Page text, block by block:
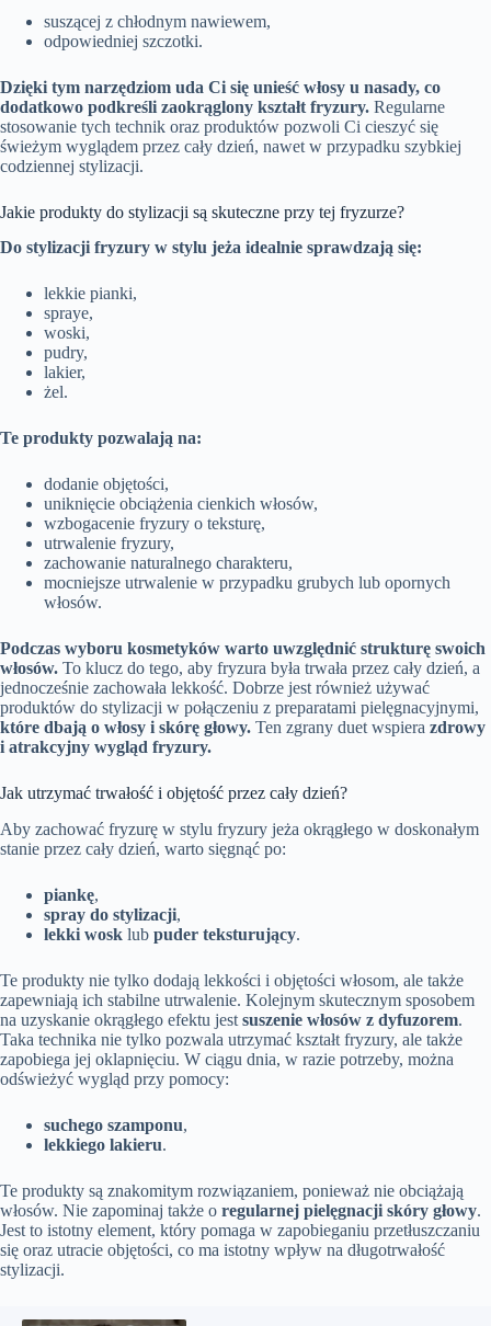
suszącej z chłodnym nawiewem,
odpowiedniej szczotki.
Dzięki tym narzędziom uda Ci się unieść włosy u nasady, co
dodatkowo podkreśli zaokrąglony kształt fryzury. Regularne
stosowanie tych technik oraz produktów pozwoli Ci cieszyć się
świeżym wyglądem przez cały dzień, nawet w przypadku szybkiej
codziennej stylizacji.
Jakie produkty do stylizacji są skuteczne przy tej fryzurze?
Do stylizacji fryzury w stylu jeża idealnie sprawdzają się:
lekkie pianki,
spraye,
woski,
pudry,
lakier,
żel.
Te produkty pozwalają na:
dodanie objętości,
uniknięcie obciążenia cienkich włosów,
wzbogacenie fryzury o teksturę,
utrwalenie fryzury,
zachowanie naturalnego charakteru,
mocniejsze utrwalenie w przypadku grubych lub opornych
włosów.
Podczas wyboru kosmetyków warto uwzględnić strukturę swoich
włosów. To klucz do tego, aby fryzura była trwała przez cały dzień, a
jednocześnie zachowała lekkość. Dobrze jest również używać
produktów do stylizacji w połączeniu z preparatami pielęgnacyjnymi,
które dbają o włosy i skórę głowy. Ten zgrany duet wspiera zdrowy
i atrakcyjny wygląd fryzury.
Jak utrzymać trwałość i objętość przez cały dzień?
Aby zachować fryzurę w stylu fryzury jeża okrągłego w doskonałym
stanie przez cały dzień, warto sięgnąć po:
piankę,
spray do stylizacji,
lekki wosk lub puder teksturujący.
Te produkty nie tylko dodają lekkości i objętości włosom, ale także
zapewniają ich stabilne utrwalenie. Kolejnym skutecznym sposobem
na uzyskanie okrągłego efektu jest suszenie włosów z dyfuzorem.
Taka technika nie tylko pozwala utrzymać kształt fryzury, ale także
zapobiega jej oklapnięciu. W ciągu dnia, w razie potrzeby, można
odświeżyć wygląd przy pomocy:
suchego szamponu,
lekkiego lakieru.
Te produkty są znakomitym rozwiązaniem, ponieważ nie obciążają
włosów. Nie zapominaj także o regularnej pielęgnacji skóry głowy.
Jest to istotny element, który pomaga w zapobieganiu przetłuszczaniu
się oraz utracie objętości, co ma istotny wpływ na długotrwałość
stylizacji.